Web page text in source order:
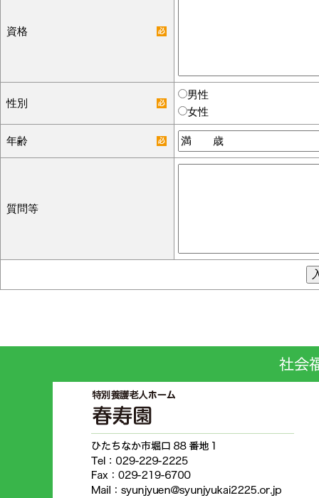
資格
性別
男性
女性
年齢
質問等